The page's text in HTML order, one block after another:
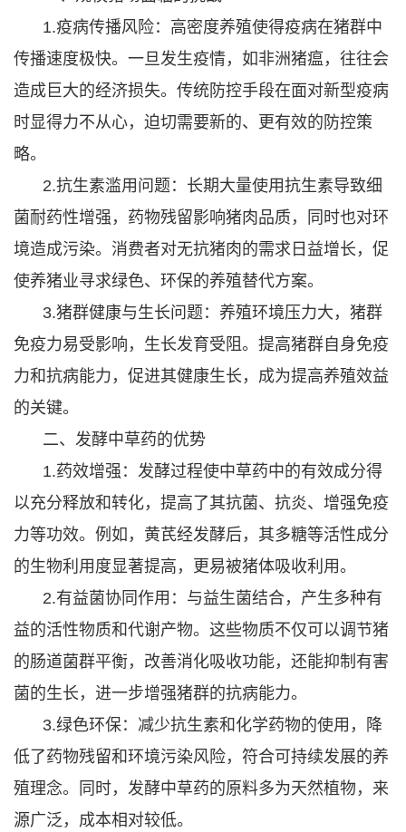
1.疫病传播风险：高密度养殖使得疫病在猪群中
传播速度极快。一旦发生疫情，如非洲猪瘟，往往会
造成巨大的经济损失。传统防控手段在面对新型疫病
时显得力不从心，迫切需要新的、更有效的防控策
略。
2.抗生素滥用问题：长期大量使用抗生素导致细
菌耐药性增强，药物残留影响猪肉品质，同时也对环
境造成污染。消费者对无抗猪肉的需求日益增长，促
使养猪业寻求绿色、环保的养殖替代方案。
3.猪群健康与生长问题：养殖环境压力大，猪群
免疫力易受影响，生长发育受阻。提高猪群自身免疫
力和抗病能力，促进其健康生长，成为提高养殖效益
的关键。
二、发酵中草药的优势
1.药效增强：发酵过程使中草药中的有效成分得
以充分释放和转化，提高了其抗菌、抗炎、增强免疫
力等功效。例如，黄芪经发酵后，其多糖等活性成分
的生物利用度显著提高，更易被猪体吸收利用。
2.有益菌协同作用：与益生菌结合，产生多种有
益的活性物质和代谢产物。这些物质不仅可以调节猪
的肠道菌群平衡，改善消化吸收功能，还能抑制有害
菌的生长，进一步增强猪群的抗病能力。
3.绿色环保：减少抗生素和化学药物的使用，降
低了药物残留和环境污染风险，符合可持续发展的养
殖理念。同时，发酵中草药的原料多为天然植物，来
源广泛，成本相对较低。